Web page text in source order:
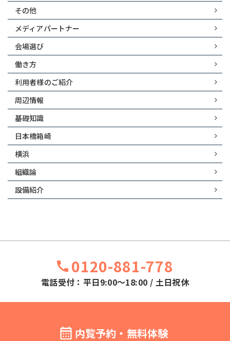
その他
メディアパートナー
会場選び
働き方
利用者様のご紹介
周辺情報
基礎知識
日本橋箱崎
横浜
組織論
設備紹介
0120-881-778
電話受付：平日9:00～18:00 / 土日祝休
内覧予約・無料体験